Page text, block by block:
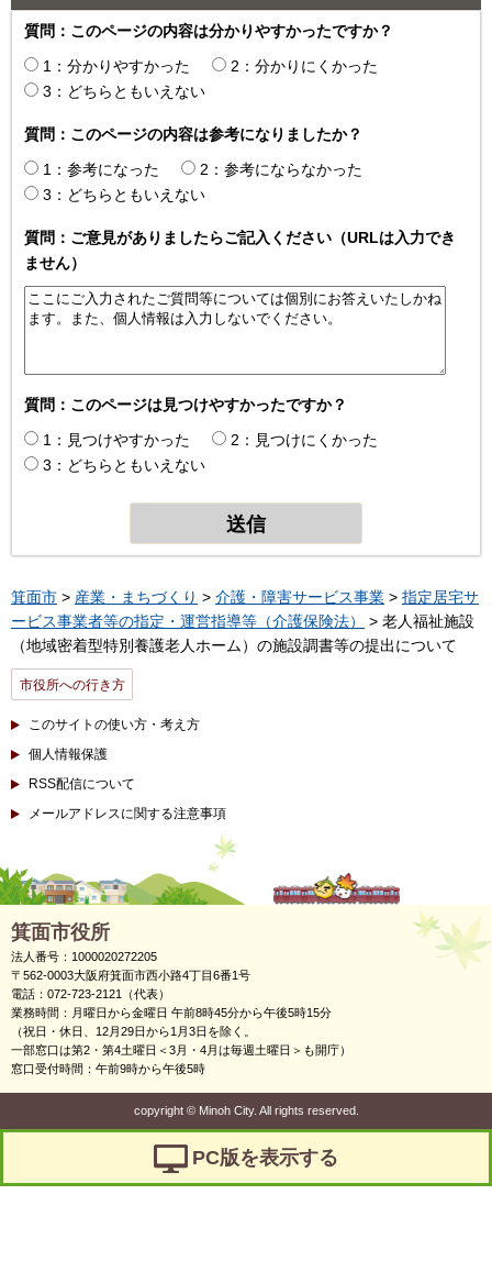
質問：このページの内容は分かりやすかったですか？
1：分かりやすかった
2：分かりにくかった
3：どちらともいえない
質問：このページの内容は参考になりましたか？
1：参考になった
2：参考にならなかった
3：どちらともいえない
質問：ご意見がありましたらご記入ください（URLは入力でき
ません）
質問：このページは見つけやすかったですか？
1：見つけやすかった
2：見つけにくかった
3：どちらともいえない
箕面市 > 産業・まちづくり > 介護・障害サービス事業 > 指定居宅サ
ービス事業者等の指定・運営指導等（介護保険法）
> 老人福祉施設
（地域密着型特別養護老人ホーム）の施設調書等の提出について
市役所への行き方
このサイトの使い方・考え方
個人情報保護
RSS配信について
メールアドレスに関する注意事項
箕面市役所
法人番号：1000020272205
〒562-0003大阪府箕面市西小路4丁目6番1号
電話：072-723-2121（代表）
業務時間：月曜日から金曜日 午前8時45分から午後5時15分
（祝日・休日、12月29日から1月3日を除く。
一部窓口は第2・第4土曜日＜3月・4月は毎週土曜日＞も開庁）
窓口受付時間：午前9時から午後5時
copyright ©Minoh City. All rights reserved.
PC版を表示する